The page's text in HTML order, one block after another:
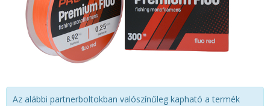
Az alábbi partnerboltokban valószínűleg kapható a termék